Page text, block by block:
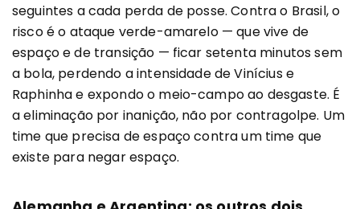
seguintes a cada perda de posse. Contra o Brasil, o
risco é o ataque verde-amarelo — que vive de
espaço e de transição — ficar setenta minutos sem
a bola, perdendo a intensidade de Vinícius e
Raphinha e expondo o meio-campo ao desgaste. É
a eliminação por inanição, não por contragolpe. Um
time que precisa de espaço contra um time que
existe para negar espaço.